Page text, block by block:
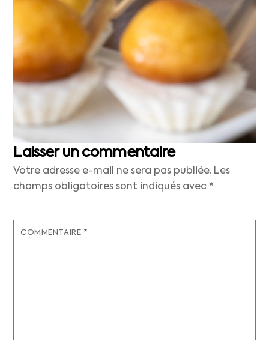
Laisser un commentaire
Votre adresse e-mail ne sera pas publiée. Les
champs obligatoires sont indiqués avec*
COMMENTAIRE *